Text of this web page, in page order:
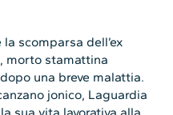
scomparsa dell’ex
morto stamattina
una breve malattia.
jonico, Laguardia
sua vita lavorativa alla